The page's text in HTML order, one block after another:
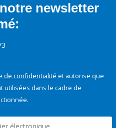
newsletter
de confidentialité et autorise que
dans le cadre de